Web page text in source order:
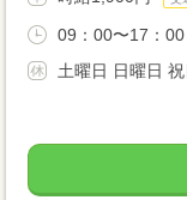
09：00〜17：00
土曜日 日曜日 祝